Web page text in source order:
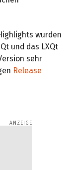
wurden
und das LXQt
sehr
Release